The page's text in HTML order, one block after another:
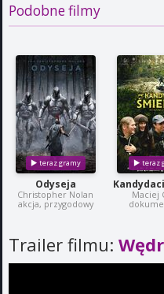
Podobne filmy
Odyseja
Christopher Nolan
akcja, przygodowy
Maciej
Trailer filmu: